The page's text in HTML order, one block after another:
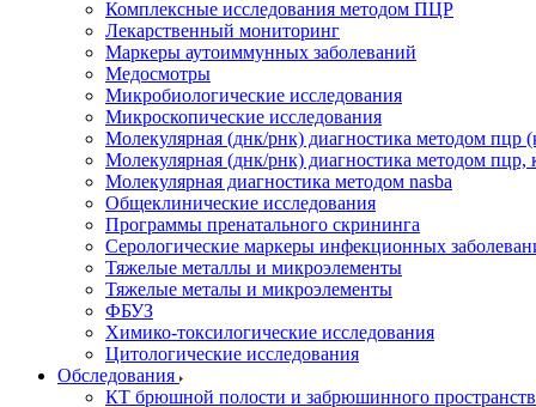
Комплексные исследования методом ПЦР
Лекарственный мониторинг
Маркеры аутоиммунных заболеваний
Медосмотры
Микробиологические исследования
Микроскопические исследования
Молекулярная (днк/рнк) диагностика методом пцр
Молекулярная (днк/рнк) диагностика методом пцр,
Молекулярная диагностика методом nasba
Общеклинические исследования
Программы пренатального скрининга
Серологические маркеры инфекционных
Тяжелые металлы и микроэлементы
Тяжелые металы и микроэлементы
ФБУЗ
Химико-токсилогические исследования
Цитологические исследования
Обследования
КТ брюшной полости и забрюшинного